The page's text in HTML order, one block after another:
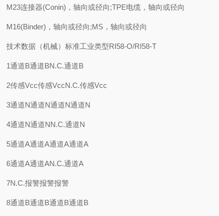
M23连接器(Conin)，轴向或径向;TPE电缆，轴向或径向
M16(Binder)，轴向或径向;MS，轴向或径向
技术数据（机械）标准工业类型RI58-O/RI58-T
1通道B通道BN.C.通道B
2传感Vcc传感VccN.C.传感Vcc
3通道N通道N通道N通道N
4通道N通道NN.C.通道N
5通道A通道A通道A通道A
6通道A通道AN.C.通道A
7N.C.报警报警报警
8通道B通道B通道B通道B